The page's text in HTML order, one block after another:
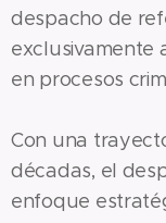
despacho de
exclusivamente
en procesos
Con una
décadas, el
enfoque